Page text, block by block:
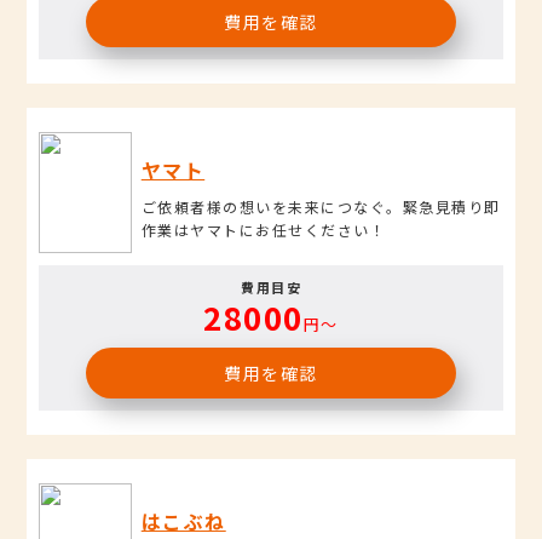
費用を確認
ヤマト
ご依頼者様の想いを未来につなぐ。緊急見積り即
作業はヤマトにお任せください！
費用目安
28000円〜
費用を確認
はこぶね